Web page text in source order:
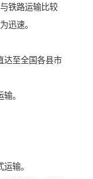
铁路运输比较
迅速。
达至全国各县市
。
输。